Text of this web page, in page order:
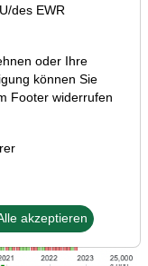
des EWR
oder Ihre
können Sie
Footer widerrufen
akzeptieren